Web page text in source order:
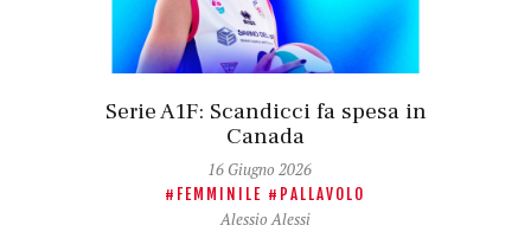
Serie A1F: Scandicci fa spesa in
Canada
16 Giugno 2026
FEMMINILE PALLAVOLO
Alessio Alessi